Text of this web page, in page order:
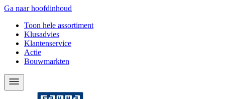
Ga naar hoofdinhoud
Toon hele assortiment
Klusadvies
Klantenservice
Actie
Bouwmarkten